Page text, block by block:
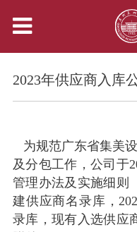
2023年供应商入库
为规范广东省集美
及分包工作，公司于
管理办法及实施细则
建供应商名录库，
录库，现有入选供应